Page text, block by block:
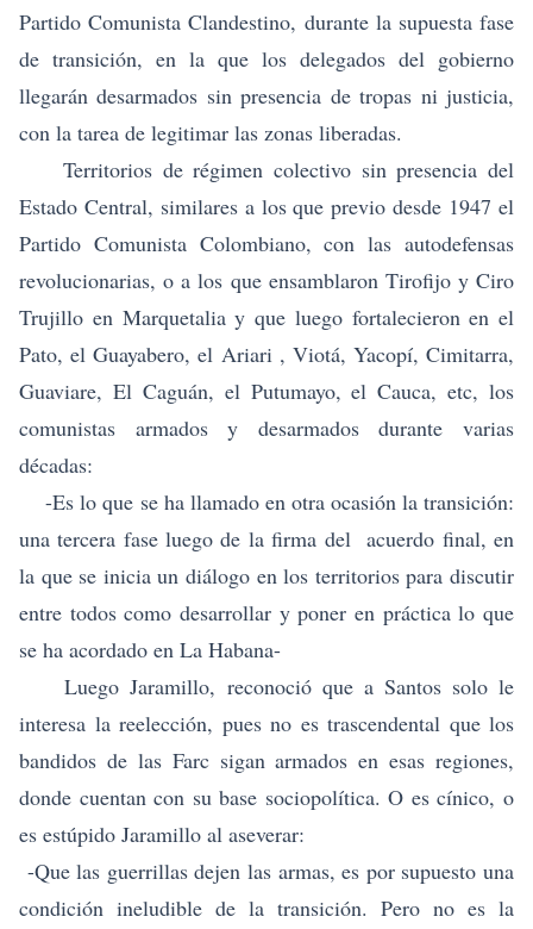
Partido Comunista Clandestino, durante la supuesta fase
de transición, en la que los delegados del gobierno
llegarán desarmados sin presencia de tropas ni justicia,
con la tarea de legitimar las zonas liberadas.
Territorios de régimen colectivo sin presencia del
Estado Central, similares a los que previo desde 1947 el
Partido Comunista Colombiano, con las autodefensas
revolucionarias, o a los que ensamblaron Tirofijo y Ciro
Trujillo en Marquetalia y que luego fortalecieron en el
Pato, el Guayabero, el Ariari , Viotá, Yacopí, Cimitarra,
Guaviare, El Caguán, el Putumayo, el Cauca, etc, los
comunistas armados y desarmados durante varias
décadas:
-Es lo que se ha llamado en otra ocasión la transición:
una tercera fase luego de la firma del acuerdo final, en
la que se inicia un diálogo en los territorios para discutir
entre todos como desarrollar y poner en práctica lo que
se ha acordado en La Habana-
Luego Jaramillo, reconoció que a Santos solo le
interesa la reelección, pues no es trascendental que los
bandidos de las Farc sigan armados en esas regiones,
donde cuentan con su base sociopolítica. O es cínico, o
es estúpido Jaramillo al aseverar:
-Que las guerrillas dejen las armas, es por supuesto una
condición ineludible de la transición. Pero no es la